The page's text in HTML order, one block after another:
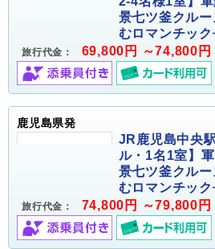
景七ツ釜クル
むロマンチック
旅行代金： 69,800円 ～74,800円
鹿児島県発
JR鹿児島中央
ル・1名1室】
景七ツ釜クル
むロマンチック
旅行代金： 74,800円 ～79,800円